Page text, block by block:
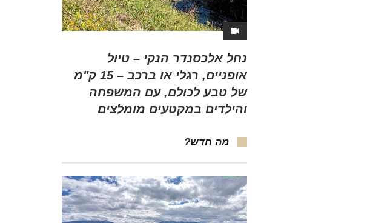
נחל אלכסנדר הנקי – טיול
אופניים, רגלי או ברכב – 15 ק"מ
של טבע לכולם, עם המשפחה
והילדים במקטעים מומלצים
מה חדש?